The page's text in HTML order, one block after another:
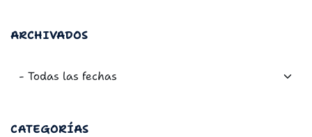
ARCHIVADOS
CATEGORÍAS